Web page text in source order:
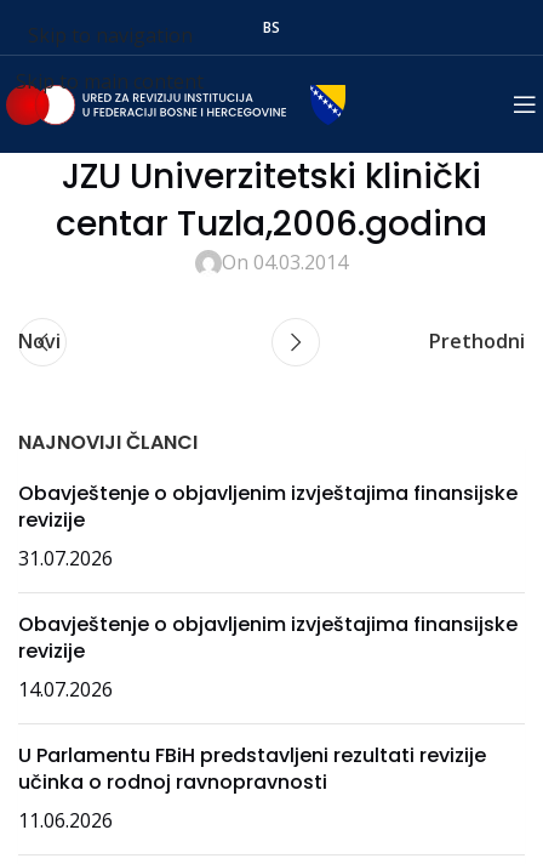
Skip to navigation
Skip to main content
BS
JZU Univerzitetski klinički
centar Tuzla,2006.godina
On 04.03.2014
Novi Prethodni
NAJNOVIJI ČLANCI
Obavještenje o objavljenim izvještajima finansijske
revizije
31.07.2026
Obavještenje o objavljenim izvještajima finansijske
revizije
14.07.2026
U Parlamentu FBiH predstavljeni rezultati revizije
učinka o rodnoj ravnopravnosti
11.06.2026